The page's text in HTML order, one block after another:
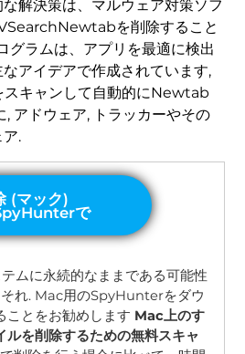
解決策は、マルウェア対策ソフ
を削除すること
グラムは、アプリを最適に検出
アイデアで作成されています,
スキャンして自動的にNewtab
, アドウェア, トラッカーやその
.
ムに永続的なままである可能性
それ. Mac用のSpyHunterをダウ
ことをお勧めします Mac上のす
ルを削除するための無料スキャ